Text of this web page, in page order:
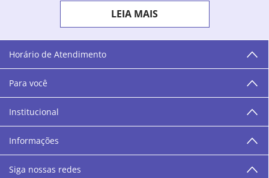
começou a vender para todo o território brasileiro.
Com uma infinidade de marcas e a filosofia de vender
produtos que vão do popular ao luxo, a Danny
Cosméticos mantém parceria com aproximadamente
300 grandes fornecedores e lançamentos diários na
área de beleza. São 12 centros técnicos que oferecem
programação semanal de cursos e encontros.
“O varejo corre nas nossas veias como nossos valores
humanos, éticos e morais. E que o branco e o azul anil,
as cores da Danny Cosméticos, possam continuar
transmitindo paz e harmonia para todos vocês!”
LEIA MAIS
Horário de Atendimento
Para você
Institucional
Informações
Siga nossas redes